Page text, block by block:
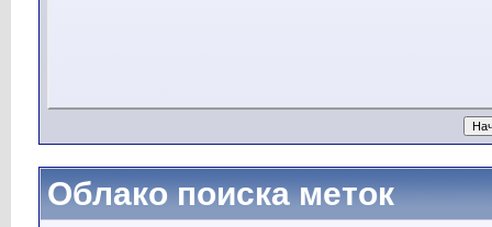
Облако поиска меток